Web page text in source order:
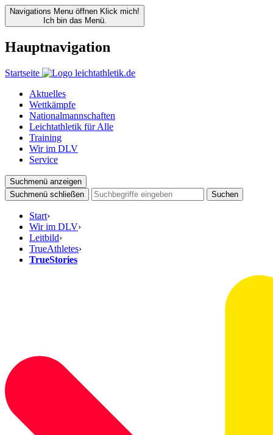
Navigations Menu öffnen Klick mich!
Ich bin das Menü.
Hauptnavigation
Startseite
Aktuelles
Wettkämpfe
Nationalmannschaften
Leichtathletik für Alle
Training
Wir im DLV
Service
Suchmenü anzeigen
Suchmenü schließen
Suchen
Start›
Wir im DLV›
Leitbild›
TrueAthletes›
TrueStories